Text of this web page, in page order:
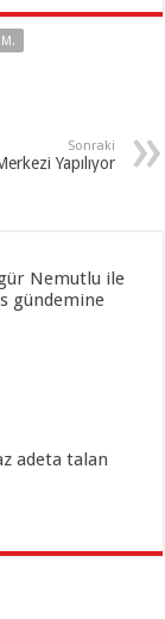
Sonraki
Yapılıyor
Nemutlu ile
gündemine
adeta talan